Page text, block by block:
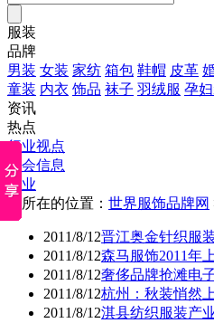
服装
品牌
男装 女装 家纺 箱包 鞋帽 皮革
童装 内衣 饰品 袜子 羽绒服 孕
资讯
热点
行业视点
展会信息
企业
您所在的位置： 世界服饰品牌网
2011/8/12晋江奥金针织服
2011/8/12森马服饰2011年
2011/8/12奢侈品牌抢滩电
2011/8/12杭州：秋装悄然
2011/8/12淇县纺织服装产